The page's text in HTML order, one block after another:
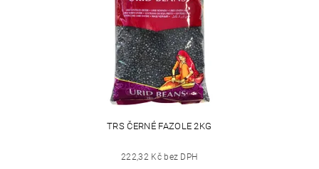
TRS ČERNÉ FAZOLE 2KG
222,32 Kč bez DPH